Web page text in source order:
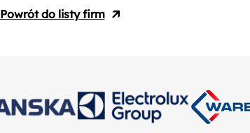
Powrót do listy firm